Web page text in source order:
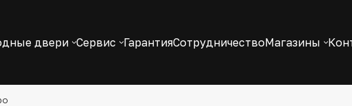
двери Сервис ГарантияСотрудничествоМагазины